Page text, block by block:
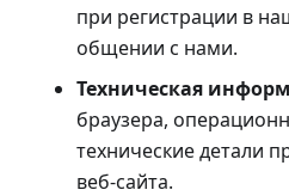
при регистрации в
общении с нами.
Техническая
браузера,
технические детали
веб-сайта.